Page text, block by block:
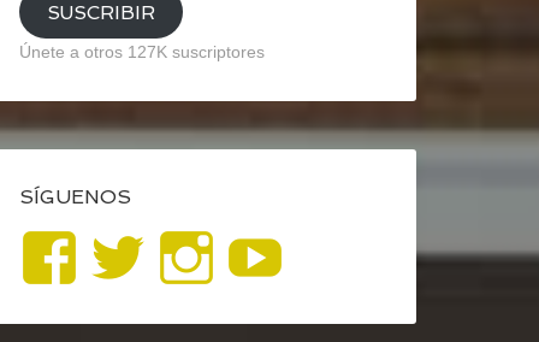
SUSCRIBIR
Únete a otros 127K suscriptores
SÍGUENOS
Ver
perfil
Ver
perfil
Ver
perfil
YouTube